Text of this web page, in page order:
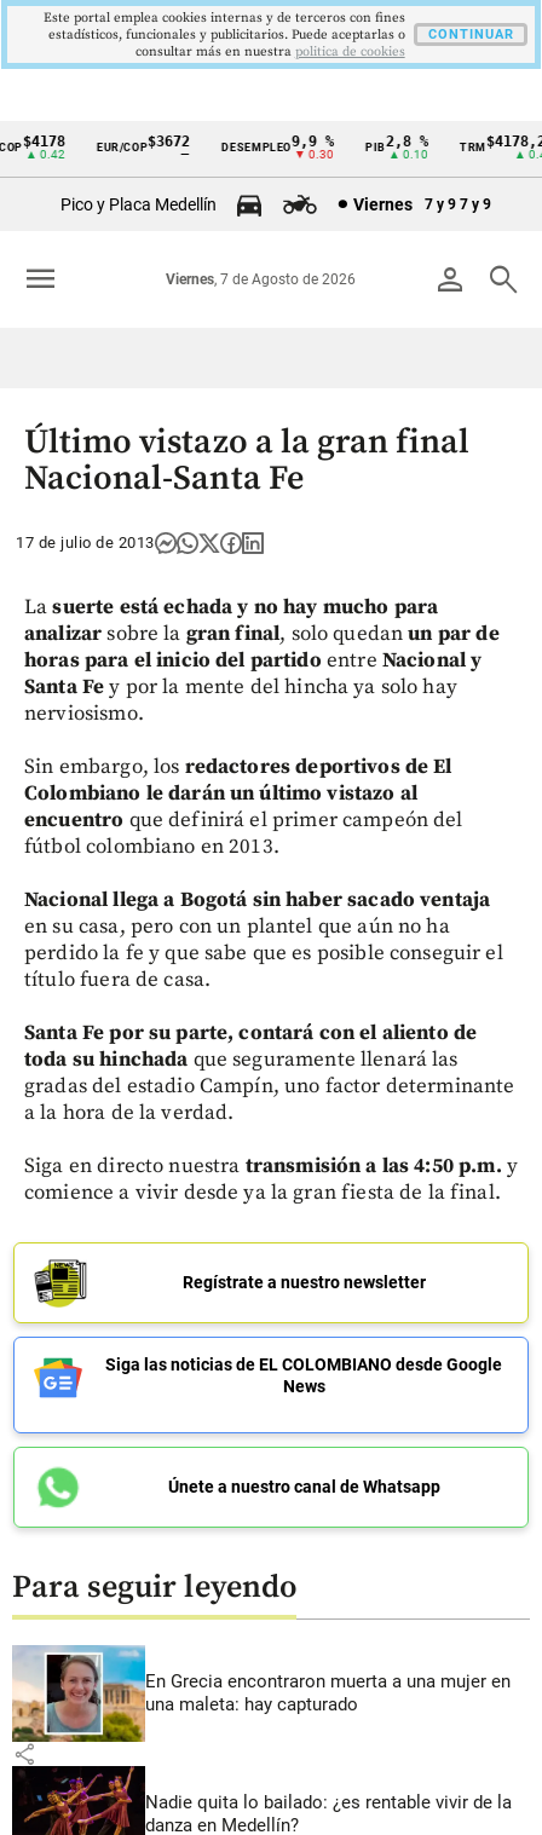
Cintillo
Colombia
$4178
▲ 0.42
EUR/COP$3672 DESEMPLEO 9,9 %
▼ 0.30
PIB2,8 %
▲ 0.10
TRM$4178,23
▲ 0.42
Pico y Placa Medellín Viernes 7 y 9 7 y 9
person search
Viernes, 7 de Agosto de 2026
menu
Último vistazo a la gran final
Nacional-Santa Fe
17 de julio de 2013
Lasuerte está echada y no hay mucho para
analizarsobre la gran final, solo quedanun par de
horas para el inicio del partido entre Nacional y
Santa Fey por la mente del hincha ya solo hay
nerviosismo.
Sin embargo, los redactores deportivos de El
Colombiano le darán un último vistazo al
encuentro que definirá el primer campeón del
fútbol colombiano en 2013.
Nacional llega a Bogotá sin haber sacado ventaja
en su casa, pero con un plantel que aún no ha
perdido la fe y que sabe que es posible conseguir el
título fuera de casa.
Santa Fe por su parte, contará con el aliento de
toda su hinchada que seguramente llenará las
gradas del estadio Campín, uno factor determinante
a la hora de la verdad.
Siga en directo nuestra transmisión a las 4:50 p.m. y
comience a vivir desde ya la gran fiesta de la final.
Regístrate a nuestro newsletter
Siga las noticias de EL COLOMBIANO desde Google
News
Únete a nuestro canal de Whatsapp
Para seguir leyendo
En Grecia encontraron muerta a una mujer en
una maleta: hay capturado
share
Nadie quita lo bailado: ¿es rentable vivir de la
danza en Medellín?
Este portal emplea cookies internas y de terceros con fines
estadísticos, funcionales y publicitarios. Puede aceptarlas o
consultar más en nuestra politica de cookies
CONTINUAR